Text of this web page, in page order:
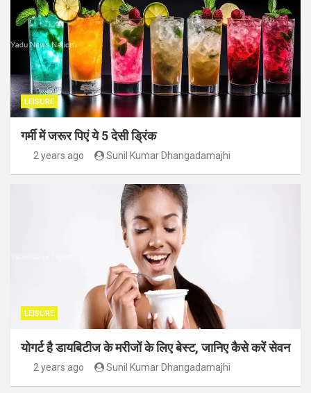
LEISURE
गर्मी में जरूर पिएं ये 5 देसी ड्रिंक
2 years ago Sunil Kumar Dhangadamajhi
LEISURE
योगर्ट है डायबिटीज के मरीजों के लिए बेस्ट, जानिए कैसे करें सेवन
2 years ago Sunil Kumar Dhangadamajhi